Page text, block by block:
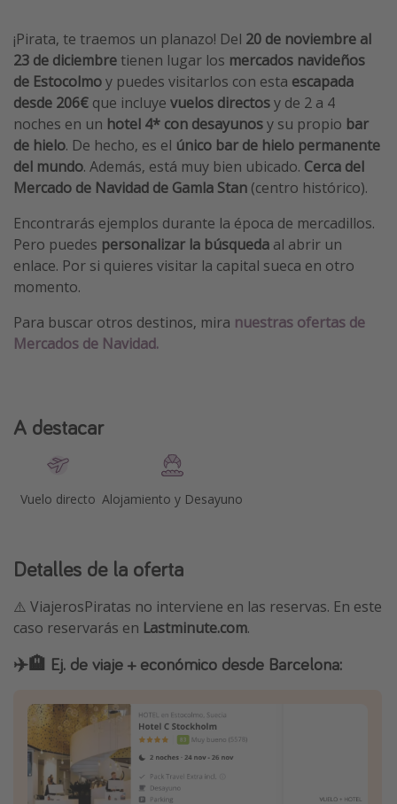
Guía de equipaje de mano
Parques de atracciones
Viaja con musicales
El Rey León el musical
Harry Potter en Londres y otros destinos
Eventos deportivos
¡Pirata, te traemos un planazo! Del 20 de noviembre al
23 de diciembre tienen lugar los mercados navideños
de Estocolmoy puedes visitarlos con esta escapada
desde 206€ que incluye vuelos directosy de 2 a 4
noches en un hotel 4* con desayunosy su propio bar
de hielo. De hecho, es el único bar de hielo permanente
del mundo. Además, está muy bien ubicado. Cerca del
Mercado de Navidad de Gamla Stan (centro histórico).
Encontrarás ejemplos durante la época de mercadillos.
Pero puedes personalizar la búsqueda al abrir un
enlace. Por si quieres visitar la capital sueca en otro
momento.
Para buscar otros destinos, mira nuestras ofertas de
Mercados de Navidad.
A destacar
Vuelo directo Alojamiento y Desayuno
Detalles de la oferta
⚠️ ViajerosPiratas no interviene en las reservas. En este
caso reservarás en Lastminute.com.
✈️🏨 Ej. de viaje + económico desde Barcelona: